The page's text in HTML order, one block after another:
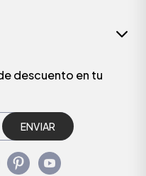
descuento en tu
ENVIAR